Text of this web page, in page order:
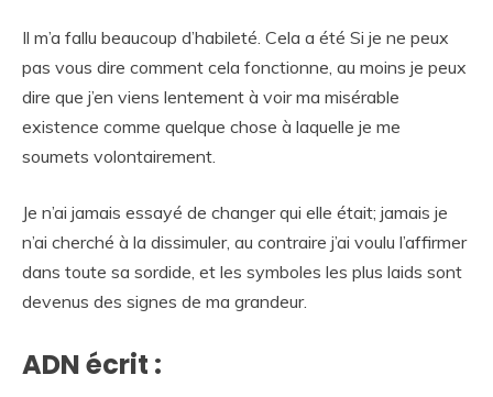
Il m’a fallu beaucoup d’habileté. Cela a été Si je ne peux
pas vous dire comment cela fonctionne, au moins je peux
dire que j’en viens lentement à voir ma misérable
existence comme quelque chose à laquelle je me
soumets volontairement.
Je n’ai jamais essayé de changer qui elle était; jamais je
n’ai cherché à la dissimuler, au contraire j’ai voulu l’affirmer
dans toute sa sordide, et les symboles les plus laids sont
devenus des signes de ma grandeur.
ADN écrit :